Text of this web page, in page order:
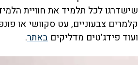
שישדרגו לכל תלמיד את חוויית
קלמרים צבעוניים, עט סקוושי או
ועוד פידג'טים מדליקים באתר.